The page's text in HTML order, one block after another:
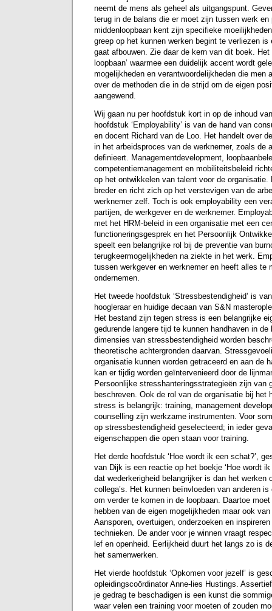
neemt de mens als geheel als uitgangspunt.
terug in de balans die er moet zijn tussen werk
middenloopbaan kent zijn specifieke
greep op het kunnen werken begint te verliezen is
gaat afbouwen. Zie daar de kern van dit boek. Het
loopbaan’ waarmee een duidelijk accent wordt
mogelijkheden en verantwoordelijkheden die men
over de methoden die in de strijd om de eigen
aangewend.
Wij gaan nu per hoofdstuk kort in op de inhoud
hoofdstuk ‘Employability’ is van de hand van
en docent Richard van de Loo. Het handelt over
in het arbeidsproces van de werknemer, zoals de
definieert. Managementdevelopment,
competentiemanagement en mobiliteitsbeleid
op het ontwikkelen van talent voor de
breder en richt zich op het verstevigen van de
werknemer zelf. Toch is ook employability een
partijen, de werkgever en de werknemer.
met het HRM-beleid in een organisatie met een
functioneringsgesprek en het Persoonlijk
speelt een belangrijke rol bij de preventie van
terugkeermogelijkheden na ziekte in het werk.
tussen werkgever en werknemer en heeft alles te
ondernemen.
Het tweede hoofdstuk ‘Stressbestendigheid’ is
hoogleraar en huidige decaan van S&N
Het bestand zijn tegen stress is een belangrijke
gedurende langere tijd te kunnen handhaven in
dimensies van stressbestendigheid worden
theoretische achtergronden daarvan.
organisatie kunnen worden getraceerd en aan de
kan er tijdig worden geïntervenieerd door de
Persoonlijke stresshanteringsstrategieën zijn van
beschreven. Ook de rol van de organisatie bij het
stress is belangrijk: training, management
counselling zijn werkzame instrumenten. Voor
op stressbestendigheid geselecteerd; in ieder
eigenschappen die open staan voor training.
Het derde hoofdstuk ‘Hoe wordt ik een schat?’,
van Dijk is een reactie op het boekje ‘Hoe wordt
dat wederkerigheid belangrijker is dan het werken
collega’s. Het kunnen beïnvloeden van anderen
om verder te komen in de loopbaan. Daartoe
hebben van de eigen mogelijkheden maar ook
Aansporen, overtuigen, onderzoeken en
technieken. De ander voor je winnen vraagt
lef en openheid. Eerlijkheid duurt het langs zo is
het samenwerken.
Het vierde hoofdstuk ‘Opkomen voor jezelf’ is
opleidingscoördinator Anne-lies Hustings.
je gedrag te beschadigen is een kunst die
waar velen een training voor moeten of zouden